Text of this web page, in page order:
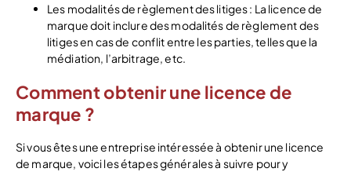
Les modalités de règlement des litiges : La licence de
marque doit inclure des modalités de règlement des
litiges en cas de conflit entre les parties, telles que la
médiation, l’arbitrage, etc.
Comment obtenir une licence de
marque ?
Si vous êtes une entreprise intéressée à obtenir une licence
de marque, voici les étapes générales à suivre pour y